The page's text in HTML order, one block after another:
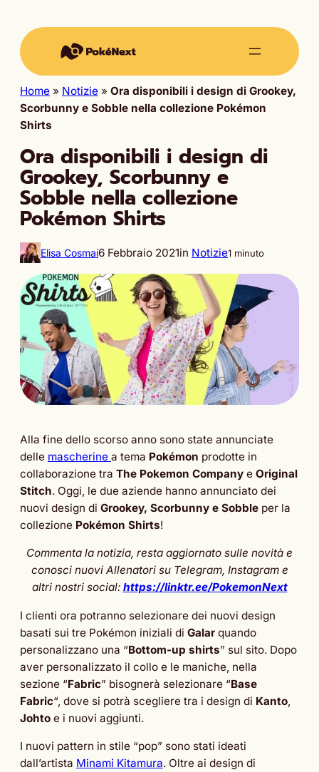
Home » Notizie » Ora disponibili i design di Grookey,
Scorbunny e Sobble nella collezione Pokémon
Shirts
Ora disponibili i design di
Grookey, Scorbunny e
Sobble nella collezione
Pokémon Shirts
Elisa Cosmai6 Febbraio 2021in Notizie1 minuto
Alla fine dello scorso anno sono state annunciate
delle mascherine a tema Pokémon prodotte in
collaborazione tra The Pokemon Company e Original
Stitch. Oggi, le due aziende hanno annunciato dei
nuovi design di Grookey, Scorbunny e Sobble per la
collezione Pokémon Shirts!
Commenta la notizia, resta aggiornato sulle novità e
conosci nuovi Allenatori su Telegram, Instagram e
altri nostri social: https://linktr.ee/PokemonNext
I clienti ora potranno selezionare dei nuovi design
basati sui tre Pokémon iniziali di Galar quando
personalizzano una “Bottom-up shirts” sul sito. Dopo
aver personalizzato il collo e le maniche, nella
sezione “Fabric” bisognerà selezionare “Base
Fabric“, dove si potrà scegliere tra i design di Kanto,
Johto e i nuovi aggiunti.
I nuovi pattern in stile “pop” sono stati ideati
dall’artista Minami Kitamura. Oltre ai design di